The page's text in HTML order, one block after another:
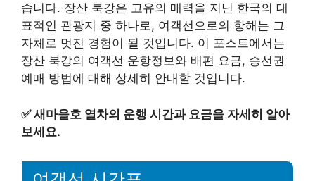
습니다. 장산 북강은 고유의 매력을 지닌 한국의 대
표적인 관광지 중 하나로, 여객선으로의 항해는 그
자체로 멋진 경험이 될 것입니다. 이 포스트에서는
장산 북강의 여객선 운항정보와 배편 요금, 승선권
예매 방법에 대해 상세히 안내할 것입니다.
✅새마을호 열차의 운행 시간과 요금을 자세히 알아
보세요.